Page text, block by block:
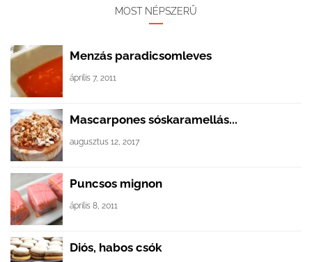
MOST NÉPSZERŰ
Menzás paradicsomleves
április 7, 2011
Mascarpones sóskaramellás...
augusztus 12, 2017
Puncsos mignon
április 8, 2011
Diós, habos csók